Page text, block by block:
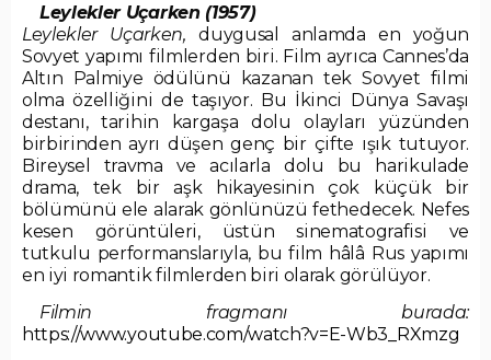
Leylekler Uçarken (1957)
Leylekler Uçarken, duygusal anlamda en yoğun
Sovyet yapımı filmlerden biri. Film ayrıca Cannes’da
Altın Palmiye ödülünü kazanan tek Sovyet filmi
olma özelliğini de taşıyor. Bu İkinci Dünya Savaşı
destanı, tarihin kargaşa dolu olayları yüzünden
birbirinden ayrı düşen genç bir çifte ışık tutuyor.
Bireysel travma ve acılarla dolu bu harikulade
drama, tek bir aşk hikayesinin çok küçük bir
bölümünü ele alarak gönlünüzü fethedecek. Nefes
kesen görüntüleri, üstün sinematografisi ve
tutkulu performanslarıyla, bu film hâlâ Rus yapımı
en iyi romantik filmlerden biri olarak görülüyor.
Filmin fragmanı burada:
https://www.youtube.com/watch?v=E-Wb3_RXmzg